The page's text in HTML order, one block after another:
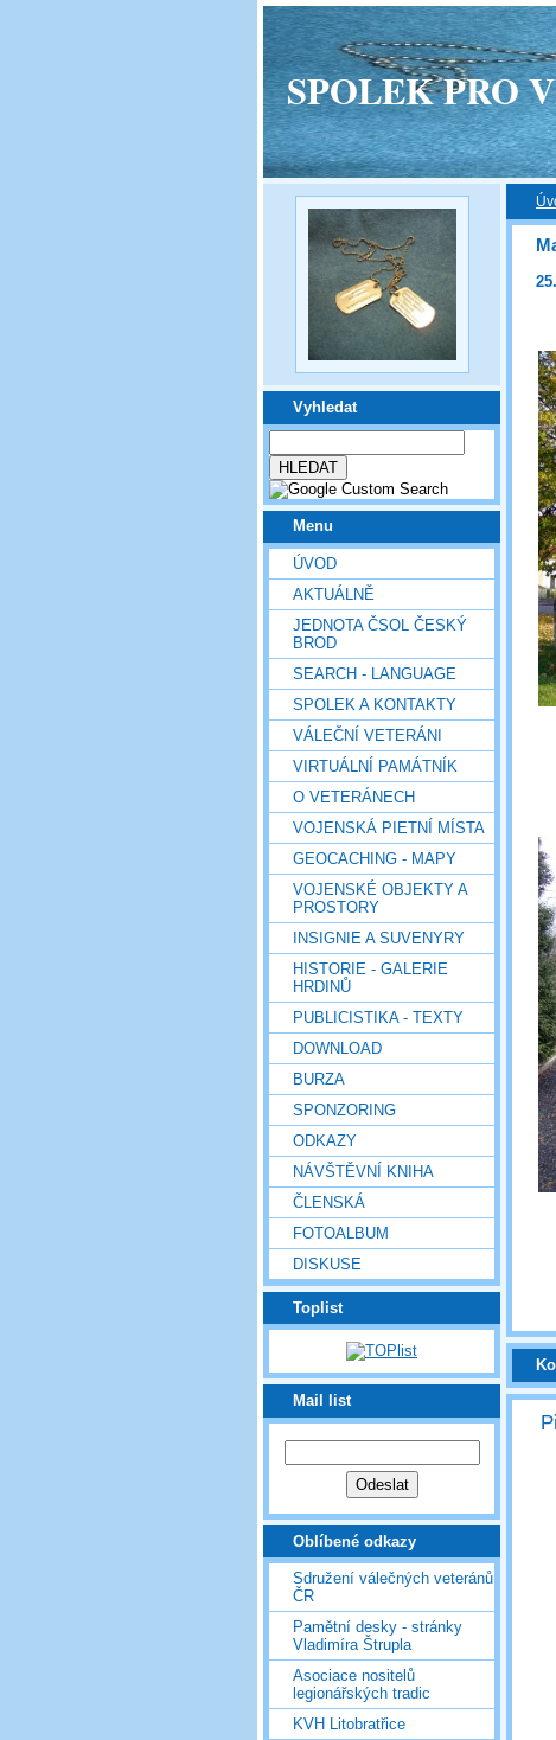
SPOLEK PRO
Vyhledat
Menu
ÚVOD
AKTUÁLNĚ
JEDNOTA ČSOL ČESKÝ
BROD
SEARCH - LANGUAGE
SPOLEK A KONTAKTY
VÁLEČNÍ VETERÁNI
VIRTUÁLNÍ PAMÁTNÍK
O VETERÁNECH
VOJENSKÁ PIETNÍ MÍSTA
GEOCACHING - MAPY
VOJENSKÉ OBJEKTY A
PROSTORY
INSIGNIE A SUVENYRY
HISTORIE - GALERIE
HRDINŮ
PUBLICISTIKA - TEXTY
DOWNLOAD
BURZA
SPONZORING
ODKAZY
NÁVŠTĚVNÍ KNIHA
ČLENSKÁ
FOTOALBUM
DISKUSE
Toplist
Mail list
Oblíbené odkazy
Sdružení válečných veteránů
ČR
Pamětní desky - stránky
Vladimíra Štrupla
Asociace nositelů
legionářských tradic
KVH Litobratřice